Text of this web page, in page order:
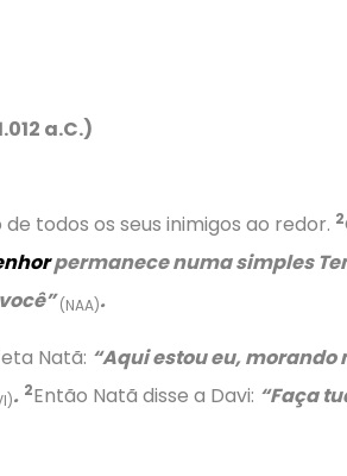
a.C.)
todos os seus inimigos ao redor. 2
permanece numa simples
(NAA).
Natã: “Aqui estou eu,
. 2Então Natã disse a Davi: “Faça